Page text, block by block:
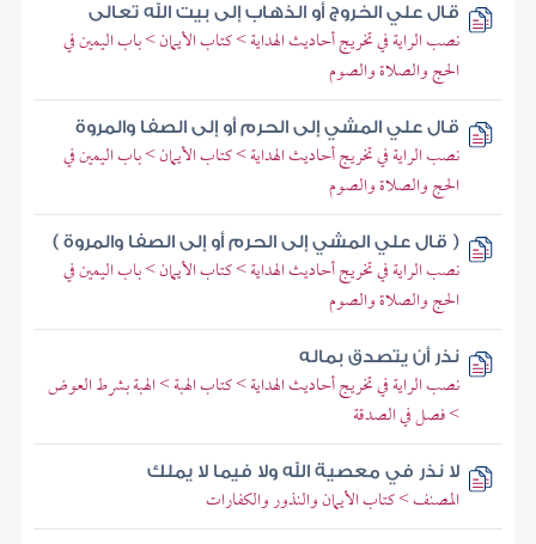
قال علي الخروج أو الذهاب إلى بيت الله تعالى
نصب الراية في تخريج أحاديث الهداية > كتاب الأيمان > باب اليمين في
الحج والصلاة والصوم
قال علي المشي إلى الحرم أو إلى الصفا والمروة
نصب الراية في تخريج أحاديث الهداية > كتاب الأيمان > باب اليمين في
الحج والصلاة والصوم
( قال علي المشي إلى الحرم أو إلى الصفا والمروة )
نصب الراية في تخريج أحاديث الهداية > كتاب الأيمان > باب اليمين في
الحج والصلاة والصوم
نذر أن يتصدق بماله
نصب الراية في تخريج أحاديث الهداية > كتاب الهبة > الهبة بشرط العوض
> فصل في الصدقة
لا نذر في معصية الله ولا فيما لا يملك
المصنف > كتاب الأيمان والنذور والكفارات